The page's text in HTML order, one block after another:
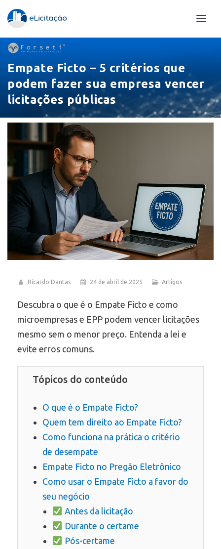
Empate Ficto – 5 critérios que
podem fazer sua empresa vencer
licitações públicas
Ricardo Dantas 24 de abril de 2025 Artigos
Descubra o que é o Empate Ficto e como
microempresas e EPP podem vencer licitações
mesmo sem o menor preço. Entenda a lei e
evite erros comuns.
Tópicos do conteúdo
O que é o Empate Ficto?
Quem tem direito ao Empate Ficto?
Como funciona na prática o critério
de desempate
Empate Ficto no Pregão Eletrônico
Como usar o Empate Ficto a favor do
seu negócio
Antes da licitação
Durante o certame
Pós-certame